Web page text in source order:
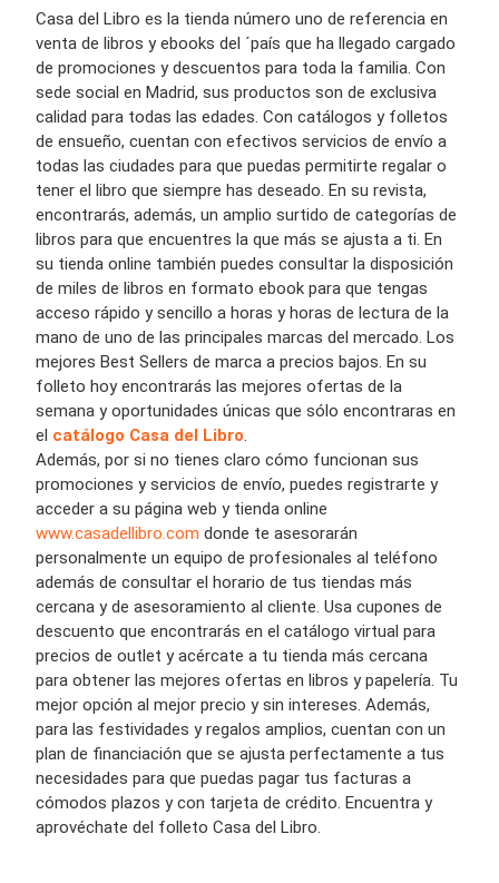
Casa del Libro es la tienda número uno de referencia en
venta de libros yebooks del ´país que ha llegado cargado
de promociones y descuentos para toda la familia. Con
sede social en Madrid, sus productos son de exclusiva
calidad para todas las edades. Con catálogos y folletos
de ensueño, cuentan con efectivos servicios de envío a
todas las ciudades para que puedas permitirte regalar o
tener el libro que siempre has deseado. En su revista,
encontrarás, además, un amplio surtido de categorías de
libros para que encuentres la que más se ajusta a ti. En
su tienda online también puedes consultar la disposición
de miles de libros en formato ebook para que tengas
acceso rápido y sencillo a horas y horas de lectura de la
mano de uno de las principales marcas del mercado. Los
mejores Best Sellers de marca a precios bajos. En su
folleto hoy encontrarás las mejores ofertas de la
semana y oportunidades únicas que sólo encontraras en
el catálogo Casa del Libro.
Además, por si no tienes claro cómo funcionan sus
promociones y servicios de envío, puedes registrarte y
acceder a su página web y tienda online
www.casadellibro.com donde te asesorarán
personalmente un equipo de profesionales al teléfono
además de consultar el horario de tus tiendas más
cercana y de asesoramiento al cliente. Usa cupones de
descuento que encontrarás en el catálogo virtual para
precios de outlet y acércate a tu tienda más cercana
para obtener las mejores ofertas en libros y papelería. Tu
mejor opción al mejor precio y sin intereses. Además,
para las festividades y regalos amplios, cuentan con un
plan de financiación que se ajusta perfectamente a tus
necesidades para que puedas pagar tus facturas a
cómodos plazos y con tarjeta de crédito. Encuentra y
aprovéchate del folleto Casa del Libro.